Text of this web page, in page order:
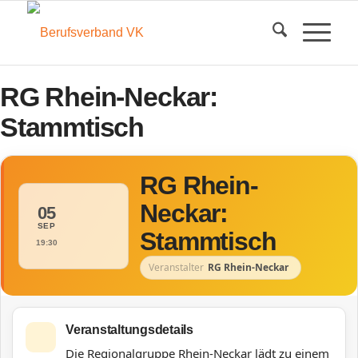
RG Rhein-Neckar:
Stammtisch
05
SEP
19:30
RG Rhein-
Neckar:
Stammtisch
Veranstalter RG Rhein-Neckar
Veranstaltungsdetails
Die Regionalgruppe Rhein-Neckar lädt zu einem